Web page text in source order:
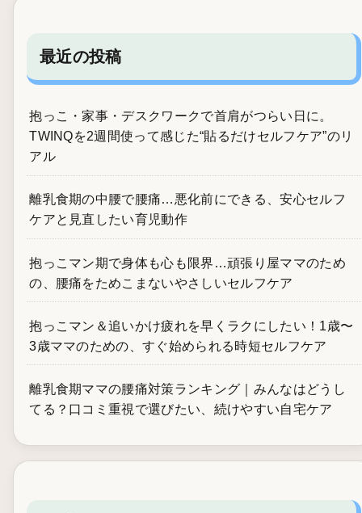
最近の投稿
抱っこ・家事・デスクワークで首肩がつらい日に。
TWINQを2週間使って感じた“貼るだけセルフケア”のリ
アル
離乳食期の中腰で腰痛…悪化前にできる、安心セルフ
ケアと見直したい育児動作
抱っこマン期で身体も心も限界…頑張り屋ママのため
の、腰痛をためこまないやさしいセルフケア
抱っこマン＆追いかけ疲れを早くラクにしたい！1歳〜
3歳ママのための、すぐ始められる時短セルフケア
離乳食期ママの腰痛対策ランキング｜みんなはどうし
てる？口コミ重視で選びたい、続けやすい自宅ケア